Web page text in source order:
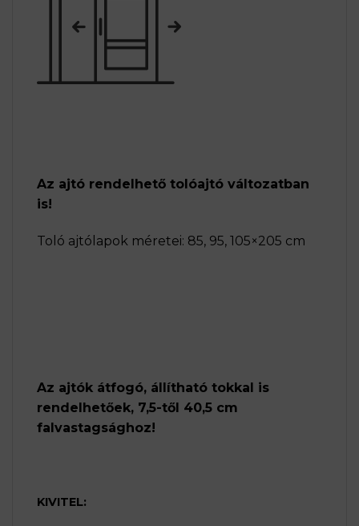
Az ajtó rendelhető tolóajtó változatban
is!
Toló ajtólapok méretei: 85, 95, 105×205 cm
Az ajtók átfogó, állítható tokkal is
rendelhetőek, 7,5-től 40,5 cm
falvastagsághoz!
KIVITEL: